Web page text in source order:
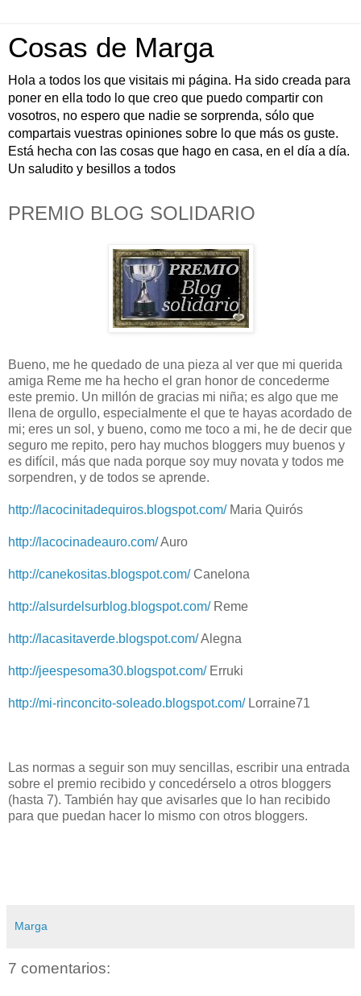
Cosas de Marga
Hola a todos los que visitais mi página. Ha sido creada para
poner en ella todo lo que creo que puedo compartir con
vosotros, no espero que nadie se sorprenda, sólo que
compartais vuestras opiniones sobre lo que más os guste.
Está hecha con las cosas que hago en casa, en el día a día.
Un saludito y besillos a todos
PREMIO BLOG SOLIDARIO
Bueno, me he quedado de una pieza al ver que mi querida
amiga Reme me ha hecho el gran honor de concederme
este premio. Un millón de gracias mi niña; es algo que me
llena de orgullo, especialmente el que te hayas acordado de
mi; eres un sol, y bueno, como me toco a mi, he de decir que
seguro me repito, pero hay muchos bloggers muy buenos y
es difícil, más que nada porque soy muy novata y todos me
sorpendren, y de todos se aprende.
http://lacocinitadequiros.blogspot.com/Maria Quirós
http://lacocinadeauro.com/Auro
http://canekositas.blogspot.com/Canelona
http://alsurdelsurblog.blogspot.com/Reme
http://lacasitaverde.blogspot.com/Alegna
http://jeespesoma30.blogspot.com/Erruki
http://mi-rinconcito-soleado.blogspot.com/Lorraine71
Las normas a seguir son muy sencillas, escribir una entrada
sobre el premio recibido y concedérselo a otros bloggers
(hasta 7). También hay que avisarles que lo han recibido
para que puedan hacer lo mismo con otros bloggers.
Marga
7 comentarios: